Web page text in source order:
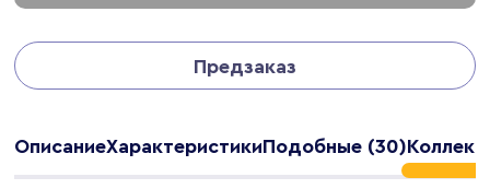
Предзаказ
ОписаниеХарактеристикиПодобные (30)